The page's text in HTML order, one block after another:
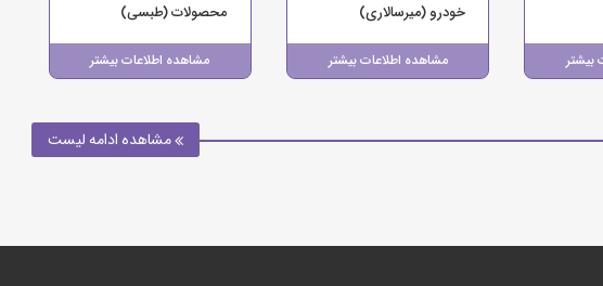
بیشتر مشاهده اطلاعات بیشتر
خودرو (میرسالاری)
مشاهده اطلاعات بیشتر
محصولات (طبسی)
مشاهده ادامه لیست